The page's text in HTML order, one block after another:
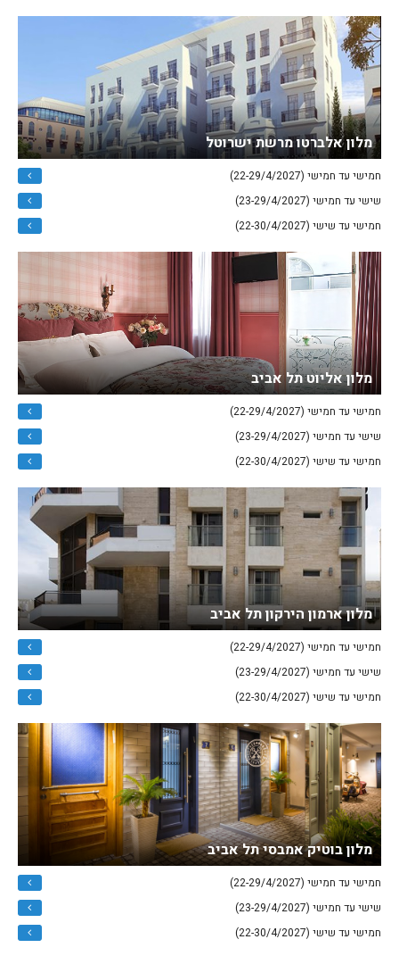
מלון אלברטו מרשת ישרוטל
חמישי עד חמישי (22-29/4/2027)
שישי עד חמישי (23-29/4/2027)
חמישי עד שישי (22-30/4/2027)
מלון אליוט תל אביב
חמישי עד חמישי (22-29/4/2027)
שישי עד חמישי (23-29/4/2027)
חמישי עד שישי (22-30/4/2027)
מלון ארמון הירקון תל אביב
חמישי עד חמישי (22-29/4/2027)
שישי עד חמישי (23-29/4/2027)
חמישי עד שישי (22-30/4/2027)
מלון בוטיק אמבסי תל אביב
חמישי עד חמישי (22-29/4/2027)
שישי עד חמישי (23-29/4/2027)
חמישי עד שישי (22-30/4/2027)